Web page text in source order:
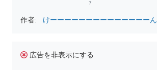
7
作者: けーーーーーーーーーーーーーーん
広告を非表示にする